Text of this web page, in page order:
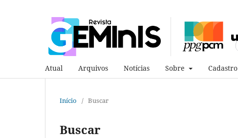
Atual Arquivos Notícias Sobre Cadastro
Início / Buscar
Buscar